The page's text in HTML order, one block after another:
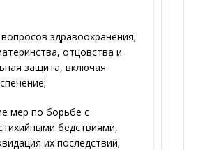
здравоохранения;
отцовства и
защита, включая
мер по борьбе с
бедствиями,
их последствий;